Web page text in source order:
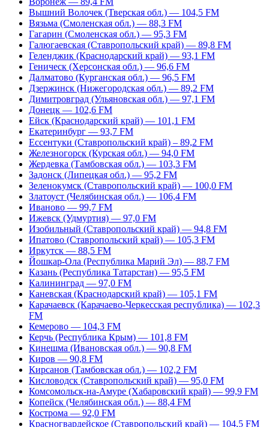
Вышний Волочек (Тверская обл.) — 104,5 FM
Вязьма (Смоленская обл.) — 88,3 FM
Гагарин (Смоленская обл.) — 95,3 FM
Галюгаевская (Ставропольский край) — 89,8 FM
Геленджик (Краснодарский край) — 93,1 FM
Геническ (Херсонская обл.) — 96,6 FM
Далматово (Курганская обл.) — 96,5 FM
Дзержинск (Нижегородская обл.) — 89,2 FM
Димитровград (Ульяновская обл.) — 97,1 FM
Донецк — 102,6 FM
Ейск (Краснодарский край) — 101,1 FM
Екатеринбург — 93,7 FM
Ессентуки (Ставропольский край) – 89,2 FM
Железногорск (Курская обл.) — 94,0 FM
Жердевка (Тамбовская обл.) — 103,3 FM
Задонск (Липецкая обл.) — 95,2 FM
Зеленокумск (Ставропольский край) — 100,0 FM
Златоуст (Челябинская обл.) — 106,4 FM
Иваново — 99,7 FM
Ижевск (Удмуртия) — 97,0 FM
Изобильный (Ставропольский край) — 94,8 FM
Ипатово (Ставропольский край) — 105,3 FM
Иркутск — 88,5 FM
Йошкар-Ола (Республика Марий Эл) — 88,7 FM
Казань (Республика Татарстан) — 95,5 FM
Калининград — 97,0 FM
Каневская (Краснодарский край) — 105,1 FM
Карачаевск (Карачаево-Черкесская республика) — 102,3
FM
Кемерово — 104,3 FM
Керчь (Республика Крым) — 101,8 FM
Кинешма (Ивановская обл.) — 90,8 FM
Киров — 90,8 FM
Кирсанов (Тамбовская обл.) — 102,2 FM
Кисловодск (Ставропольский край) — 95,0 FM
Комсомольск-на-Амуре (Хабаровский край) — 99,9 FM
Копейск (Челябинская обл.) — 88,4 FM
Кострома — 92,0 FM
Красногвардейское (Ставропольский край) — 104,5 FM